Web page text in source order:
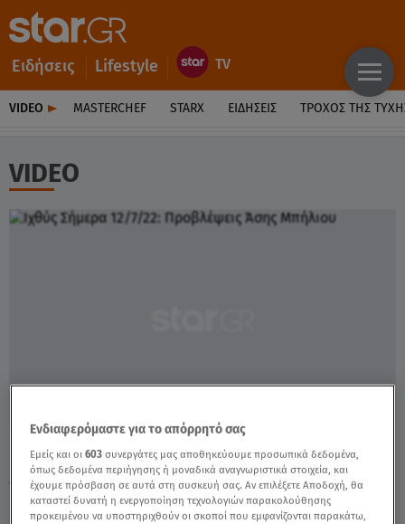
Ειδήσεις Lifestyle
VIDEO MASTERCHEF STARX ΕΙΔΉΣΕΙΣ ΤΡΟΧΌΣ ΤΗΣ
VIDEO
Ιχθύς Σήμερα 12/7/22: Προβλέψεις Άσης
Μπήλιου - Video
Ενδιαφερόμαστε για το απόρρητό σας
Εμείς και οι603 συνεργάτες μας αποθηκεύουμε προσωπικά δεδομένα,
όπως δεδομένα περιήγησης ή μοναδικά αναγνωριστικά στοιχεία, και
έχουμε πρόσβαση σε αυτά στη συσκευή σας. Αν επιλέξετε Αποδοχή, θα
καταστεί δυνατή η ενεργοποίηση τεχνολογιών παρακολούθησης
προκειμένου να υποστηριχθούν οι σκοποί που εμφανίζονται παρακάτω,